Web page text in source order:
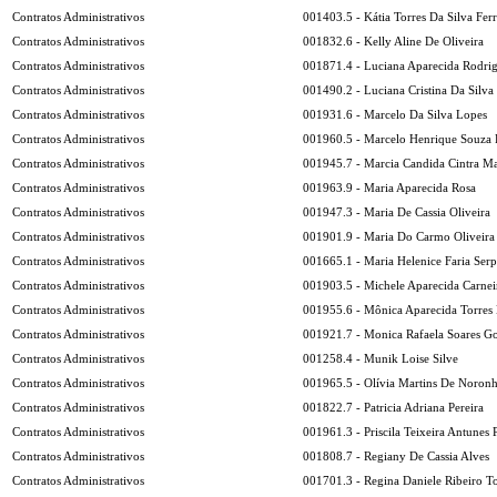
Contratos Administrativos
001403.5 - Kátia Torres Da Silva
Contratos Administrativos
001832.6 - Kelly Aline De Oliveira
Contratos Administrativos
001871.4 - Luciana Aparecida
Contratos Administrativos
001490.2 - Luciana Cristina Da Silva
Contratos Administrativos
001931.6 - Marcelo Da Silva Lopes
Contratos Administrativos
001960.5 - Marcelo Henrique Souza
Contratos Administrativos
001945.7 - Marcia Candida Cintra
Contratos Administrativos
001963.9 - Maria Aparecida Rosa
Contratos Administrativos
001947.3 - Maria De Cassia Oliveira
Contratos Administrativos
001901.9 - Maria Do Carmo Oliveira
Contratos Administrativos
001665.1 - Maria Helenice Faria
Contratos Administrativos
001903.5 - Michele Aparecida
Contratos Administrativos
001955.6 - Mônica Aparecida Torres
Contratos Administrativos
001921.7 - Monica Rafaela Soares
Contratos Administrativos
001258.4 - Munik Loise Silve
Contratos Administrativos
001965.5 - Olívia Martins De
Contratos Administrativos
001822.7 - Patricia Adriana Pereira
Contratos Administrativos
001961.3 - Priscila Teixeira Antunes
Contratos Administrativos
001808.7 - Regiany De Cassia Alves
Contratos Administrativos
001701.3 - Regina Daniele Ribeiro